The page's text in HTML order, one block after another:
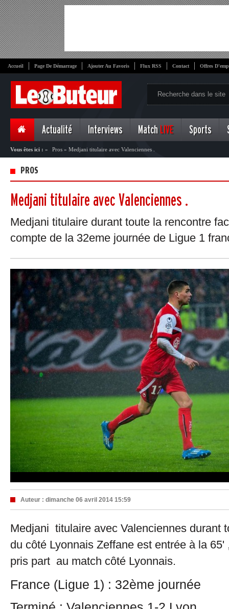
Accueil Page De Démarrage Ajouter Au Favoris Flux RSS Contact Offres
Actualité Interviews Match LIVE Sports
Vous êtes ici : » Pros » Medjani titulaire avec Valenciennes .
PROS
Medjani titulaire avec Valenciennes .
Medjani titulaire durant toute la rencontre
compte de la 32eme journée de Ligue 1
Auteur : dimanche 06 avril 2014 15:59
Medjani titulaire avec Valenciennes durant
du côté Lyonnais Zeffane est entrée à la
pris part au match côté Lyonnais.
France (Ligue 1) : 32ème journée